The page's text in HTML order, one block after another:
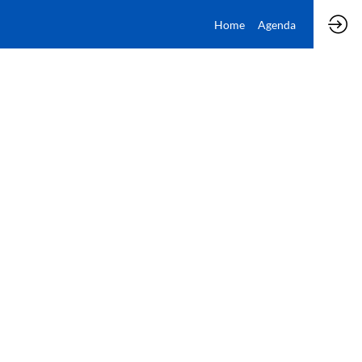
Home Agenda